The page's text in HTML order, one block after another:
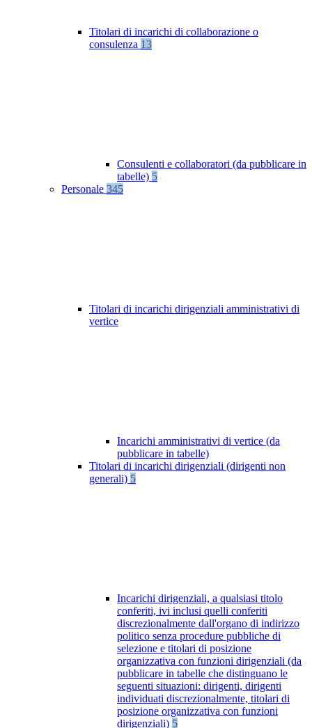
Titolari di incarichi di collaborazione o
consulenza 13
Consulenti e collaboratori (da pubblicare in
tabelle) 5
Personale 345
Titolari di incarichi dirigenziali amministrativi di
vertice
Incarichi amministrativi di vertice (da
pubblicare in tabelle)
Titolari di incarichi dirigenziali (dirigenti non
generali) 5
Incarichi dirigenziali, a qualsiasi titolo
conferiti, ivi inclusi quelli conferiti
discrezionalmente dall'organo di indirizzo
politico senza procedure pubbliche di
selezione e titolari di posizione
organizzativa con funzioni dirigenziali (da
pubblicare in tabelle che distinguano le
seguenti situazioni: dirigenti, dirigenti
individuati discrezionalmente, titolari di
posizione organizzativa con funzioni
dirigenziali) 5